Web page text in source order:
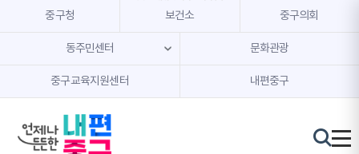
본문 내용 바로가기
주메뉴 바로가기
중구청 보건소 중구의회
동주민센터 문화관광
중구교육지원센터 내편중구